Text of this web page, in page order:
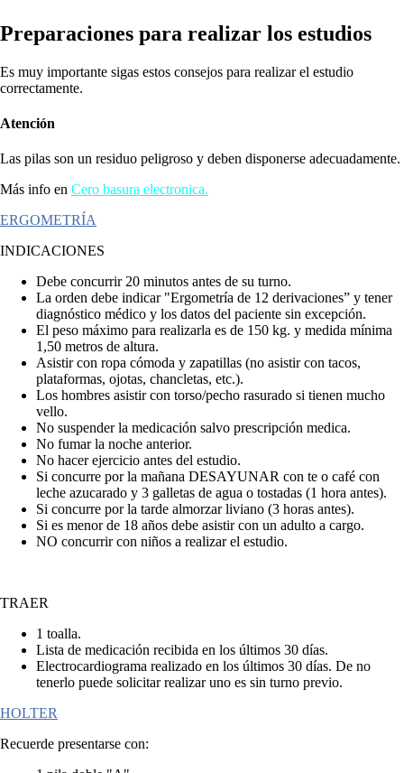
Preparaciones para realizar los estudios
Es muy importante sigas estos consejos para realizar el estudio
correctamente.
Atención
Las pilas son un residuo peligroso y deben disponerse adecuadamente.
Más info en Cero basura electronica.
ERGOMETRÍA
INDICACIONES
Debe concurrir 20 minutos antes de su turno.
La orden debe indicar "Ergometría de 12 derivaciones” y tener
diagnóstico médico y los datos del paciente sin excepción.
El peso máximo para realizarla es de 150 kg. y medida mínima
1,50 metros de altura.
Asistir con ropa cómoda y zapatillas (no asistir con tacos,
plataformas, ojotas, chancletas, etc.).
Los hombres asistir con torso/pecho rasurado si tienen mucho
vello.
No suspender la medicación salvo prescripción medica.
No fumar la noche anterior.
No hacer ejercicio antes del estudio.
Si concurre por la mañana DESAYUNAR con te o café con
leche azucarado y 3 galletas de agua o tostadas (1 hora antes).
Si concurre por la tarde almorzar liviano (3 horas antes).
Si es menor de 18 años debe asistir con un adulto a cargo.
NO concurrir con niños a realizar el estudio.
TRAER
1 toalla.
Lista de medicación recibida en los últimos 30 días.
Electrocardiograma realizado en los últimos 30 días. De no
tenerlo puede solicitar realizar uno es sin turno previo.
HOLTER
Recuerde presentarse con: